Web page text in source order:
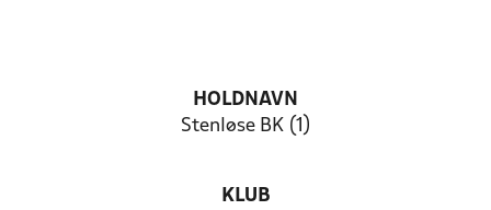
HOLDNAVN
Stenløse BK (1)
KLUB